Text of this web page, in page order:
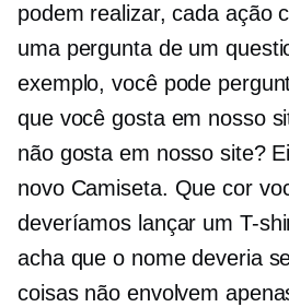
podem realizar, cada ação
uma pergunta de um
exemplo, você pode
que você gosta em nosso
não gosta em nosso site?
novo Camiseta. Que cor
deveríamos lançar um T-
acha que o nome deveria
coisas não envolvem